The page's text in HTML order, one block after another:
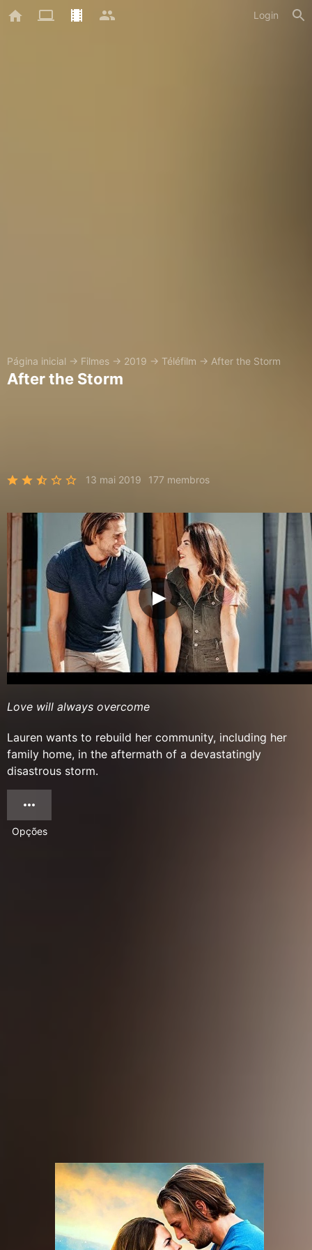
Login
Página inicial → Filmes → 2019 → Téléfilm → After the Storm
After the Storm
13 mai 2019 177 membros
Love will always overcome
Lauren wants to rebuild her community, including her
family home, in the aftermath of a devastatingly
disastrous storm.
Opções